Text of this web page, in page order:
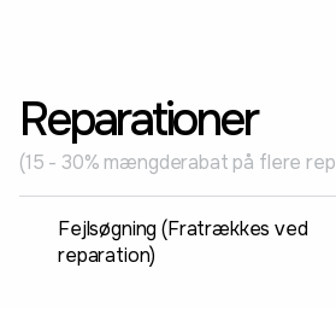
Reparationer
(15 - 30% mængderabat på flere
Fejlsøgning (Fratrækkes ved
reparation)